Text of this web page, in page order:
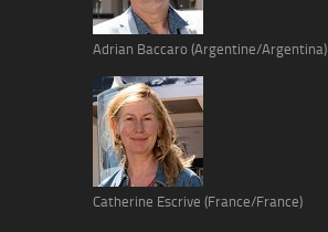
Adrian Baccaro (Argentine/Argentina)
Catherine Escrive (France/France)